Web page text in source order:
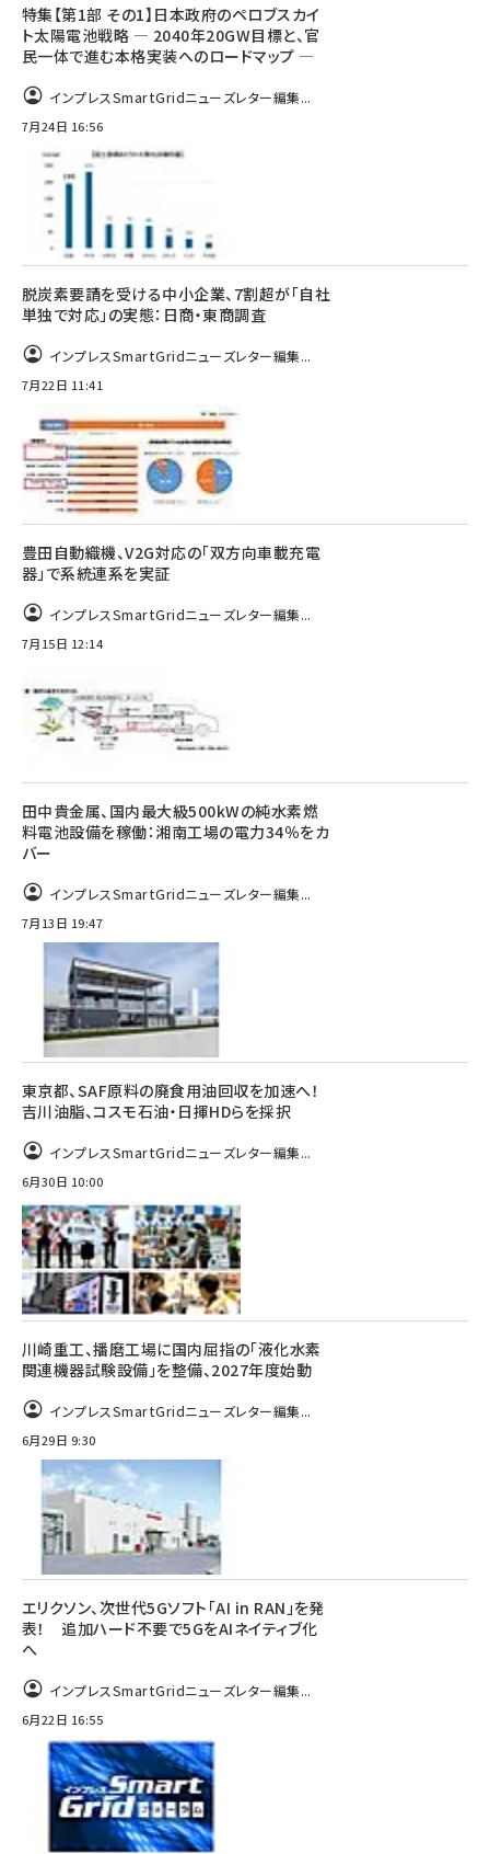
特集【第1部 その1】日本政府のペロブスカイ
ト太陽電池戦略 ― 2040年20GW目標と、官
民一体で進む本格実装へのロードマップ ―
インプレスSmartGridニューズレター編集...
7月24日 16:56
脱炭素要請を受ける中小企業、7割超が「自社
単独で対応」の実態：日商・東商調査
インプレスSmartGridニューズレター編集...
7月22日 11:41
豊田自動織機、V2G対応の「双方向車載充電
器」で系統連系を実証
インプレスSmartGridニューズレター編集...
7月15日 12:14
田中貴金属、国内最大級500kWの純水素燃
料電池設備を稼働：湘南工場の電力34％をカ
バー
インプレスSmartGridニューズレター編集...
7月13日 19:47
東京都、SAF原料の廃食用油回収を加速へ！
吉川油脂、コスモ石油・日揮HDらを採択
インプレスSmartGridニューズレター編集...
6月30日 10:00
川崎重工、播磨工場に国内屈指の「液化水素
関連機器試験設備」を整備、2027年度始動
インプレスSmartGridニューズレター編集...
6月29日 9:30
エリクソン、次世代5Gソフト「AI in RAN」を発
表！ 追加ハード不要で5GをAIネイティブ化
へ
インプレスSmartGridニューズレター編集...
6月22日 16:55